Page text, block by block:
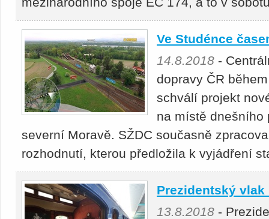
Ve Studénce
14.8.2018 -
dopravy ČR
schválí projekt
na místě dnešního
severní Moravě. SŽDC současně
rozhodnutí, kterou předložila k vyjádření
Prezidentský
13.8.2018 -